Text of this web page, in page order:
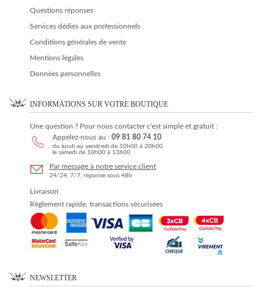
Questions réponses
Services dédiés aux professionnels
Conditions générales de vente
Mentions légales
Données personnelles
INFORMATIONS SUR VOTRE BOUTIQUE
Une question ? Pour nous contacter c'est simple et gratuit :
Appelez-nous au : 09 81 80 74 10
du lundi au vendredi de 10h00 à 20h00
le samedi de 10h00 à 13h00
Par message à notre service client
24/24, 7/7, réponse sous 48h
Livraison
Règlement rapide, transactions sécurisées
NEWSLETTER